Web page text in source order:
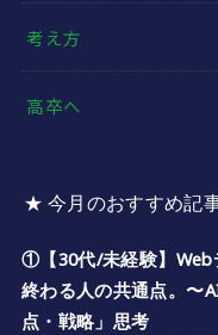
考え方
高卒へ
★ 今月のおすすめ記
①【30代/未経験】Web
終わる人の共通点。〜
点・戦略」思考